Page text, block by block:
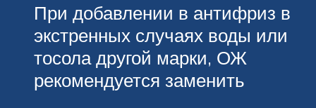
При добавлении в антифриз в
экстренных случаях воды или
тосола другой марки, ОЖ
рекомендуется заменить